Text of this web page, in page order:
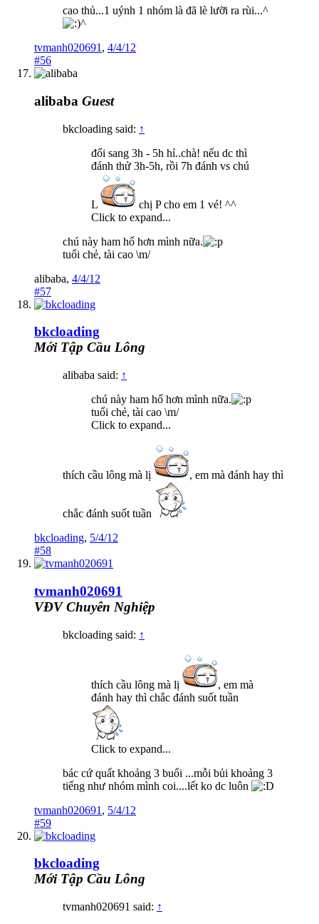
cao thủ...1 uýnh 1 nhóm là đã lè lưỡi ra rùi...^
^
tvmanh020691 , 4/4/12
#56
alibaba Guest
bkcloading said: ↑
đổi sang 3h - 5h hỉ..chà! nếu dc thì
đánh thử 3h-5h, rồi 7h đánh vs chú
L
chị P cho em 1 vé! ^^
Click to expand...
chú này ham hố hơn mình nữa.
tuổi chẻ, tài cao \m/
alibaba, 4/4/12
#57
bkcloading
Mới Tập Cầu Lông
alibaba said: ↑
chú này ham hố hơn mình nữa.
tuổi chẻ, tài cao \m/
Click to expand...
thích cầu lông mà lị , em mà đánh hay thì
chắc đánh suốt tuần
bkcloading, 5/4/12
#58
tvmanh020691
VĐV Chuyên Nghiệp
bkcloading said: ↑
thích cầu lông mà lị
, em mà
đánh hay thì chắc đánh suốt tuần
Click to expand...
bác cứ quất khoảng 3 buổi ...mỗi bủi khoảng 3
tiếng như nhóm mình coi....lết ko dc luôn
tvmanh020691 , 5/4/12
#59
bkcloading
Mới Tập Cầu Lông
tvmanh020691 said: ↑